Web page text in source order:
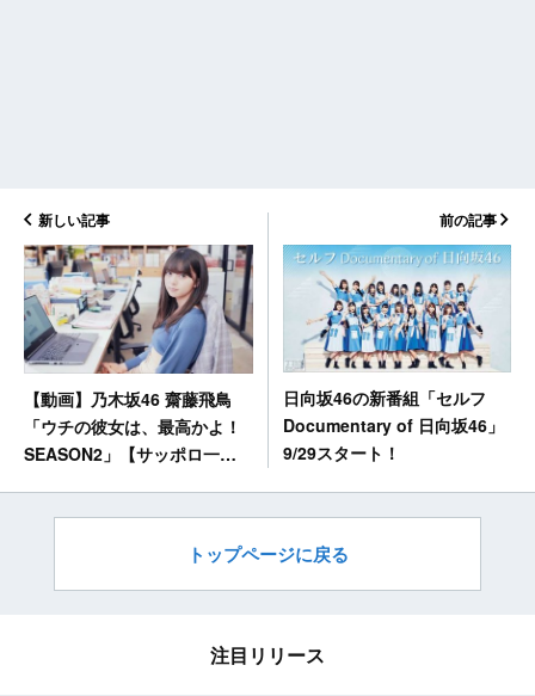
新しい記事
【動画】乃木坂46 齋藤飛鳥
「ウチの彼女は、最高かよ！
SEASON2」【サッポロ一番
前の記事
日向坂46の新番組「セルフ
Documentary of 日向坂46」
9/29スタート！
トップページに戻る
注目リリース